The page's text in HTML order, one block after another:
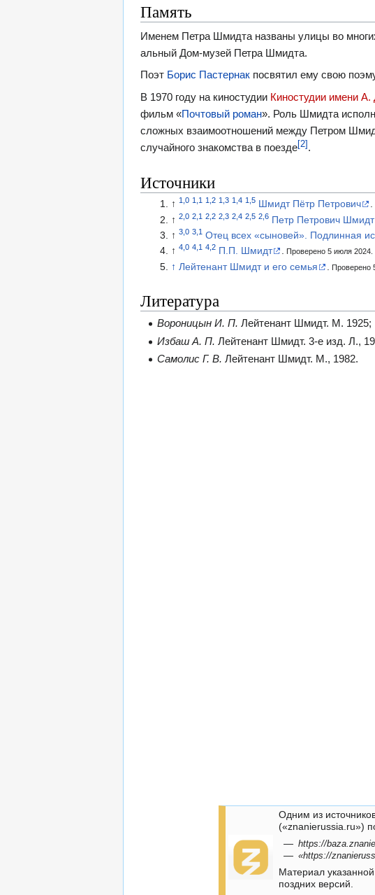
Память
Именем Петра Шмидта названы ули­цы во
аль­ный Дом-му­зей Петра Шмид­та.
Поэт Борис Пастернак посвятил ему свою
В 1970 году на киностудии Киностудии имени А.
фильм «Почтовый роман». Роль Шмидта
сложных взаимоотношений между Петром
случайного знакомства в поезде[2] .
Источники
↑ 1,0 1,1 1,2 1,3 1,4 1,5 Шмидт Пётр Петрович .
↑ 2,0 2,1 2,2 2,3 2,4 2,5 2,6 Петр Петрович Шмидт
↑ 3,0 3,1 Отец всех «сыновей». Подлинная
↑ 4,0 4,1 4,2 П.П. Шмидт . Проверено 5 июля 2024.
↑ Лейтенант Шмидт и его семья Проверено
Литература
Вороницын И. П. Лейтенант Шмидт. М. 1925;
Избаш А. П. Лейтенант Шмидт. 3-е изд. Л.,
Самолис Г. В. Лейтенант Шмидт. М., 1982.
Одним из
(«znanierussia.ru»)
— https://
— «https://
Материал
поздних версий.